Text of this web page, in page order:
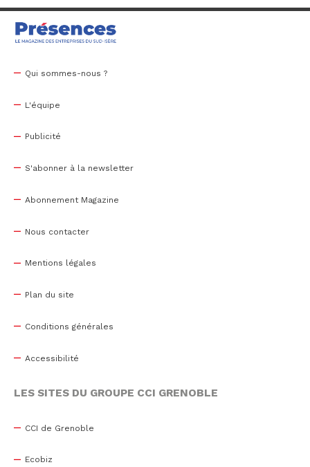
Qui sommes-nous ?
L'équipe
Publicité
S'abonner à la newsletter
Abonnement Magazine
Nous contacter
Mentions légales
Plan du site
Conditions générales
Accessibilité
LES SITES DU GROUPE CCI GRENOBLE
CCI de Grenoble
Ecobiz